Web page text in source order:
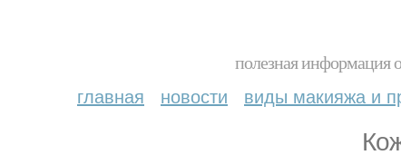
полезная информация
главная новости виды макияжа и